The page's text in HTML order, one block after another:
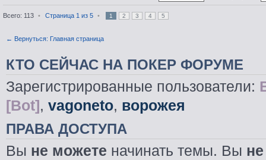
Всего: 113 • Страница 1 из 5 • 1 2 3 4 5
← Вернуться: Главная страница
КТО СЕЙЧАС НА ПОКЕР ФОРУМЕ
Зарегистрированные пользователи:
[Bot], vagoneto, ворожея
ПРАВА ДОСТУПА
Вы не можете начинать темы. Вы